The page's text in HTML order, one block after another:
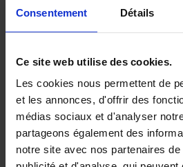
Consentement Détails
Ce site web utilise des cookies.
Les cookies nous permettent de
et les annonces, d'offrir des
médias sociaux et d'analyser
partageons également des
notre site avec nos partenaires
d.b.a AEMC Instruments 15
Faraday Drive
NH 03820
Tél.: +1
Fax: +1
E-mail :
CA Mätsystem AB
Sweden - Denmark - Finland -
Sjöflygvägen 35
SE-183 62
Tél.: +46